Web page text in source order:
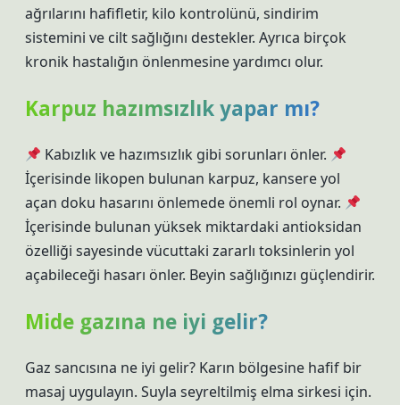
ağrılarını hafifletir, kilo kontrolünü, sindirim
sistemini ve cilt sağlığını destekler. Ayrıca birçok
kronik hastalığın önlenmesine yardımcı olur.
Karpuz hazımsızlık yapar mı?
Kabızlık ve hazımsızlık gibi sorunları önler.
İçerisinde likopen bulunan karpuz, kansere yol
açan doku hasarını önlemede önemli rol oynar.
İçerisinde bulunan yüksek miktardaki antioksidan
özelliği sayesinde vücuttaki zararlı toksinlerin yol
açabileceği hasarı önler. Beyin sağlığınızı güçlendirir.
Mide gazına ne iyi gelir?
Gaz sancısına ne iyi gelir? Karın bölgesine hafif bir
masaj uygulayın. Suyla seyreltilmiş elma sirkesi için.